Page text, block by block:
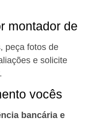
montador de
peça fotos de
e solicite
vocês
bancária e